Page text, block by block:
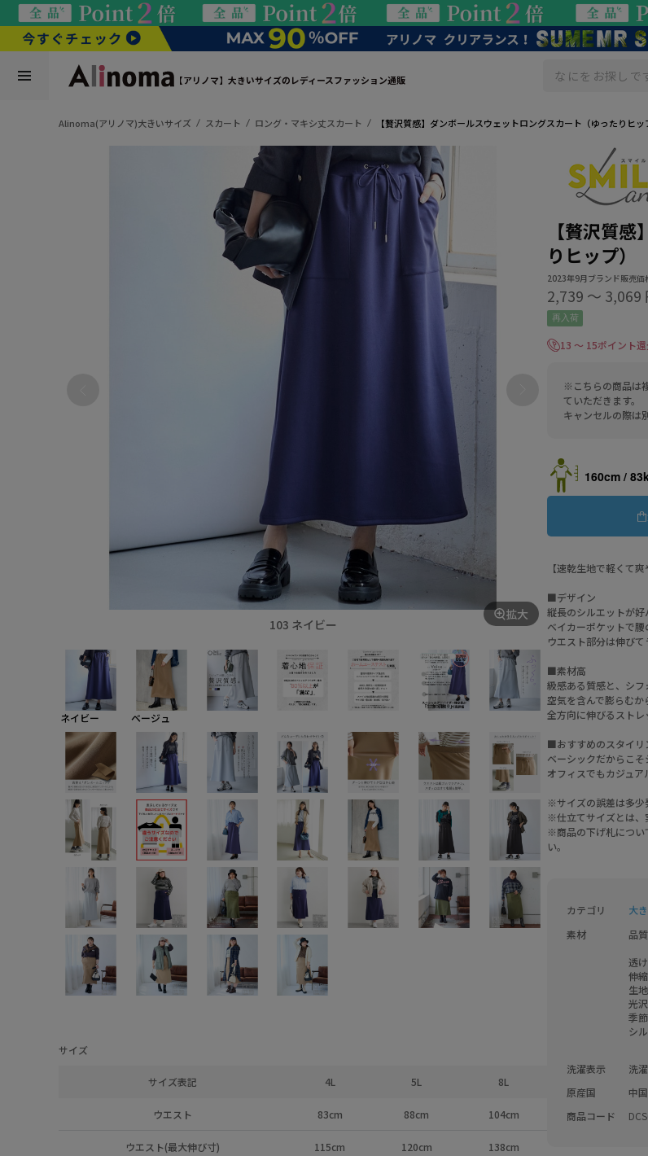
【アリノマ】大きいサイズのレディースファッション通販
Alinoma(アリノマ)大きいサイズ スカート ロング・マキシ丈スカート 【贅沢質感】ダンボールスウェットロングスカート（ゆったりヒ
103 ネイビー
拡大
ネイビー ベージュ
サイズ
サイズ表記 4L 5L 8L
ウエスト 83cm 88cm 104cm
ウエスト(最大伸び寸) 115cm 120cm 138cm
【贅沢質
りヒップ
2023年9月ブランド販売価
2,739 〜 3,069
再入荷
13 ～ 15ポイント
※こちらの商品は
ていただきます。
キャンセルの際は
160cm /
【速乾生地で軽くて
■デザイン
縦長のシルエットが好
ベイカーポケットで
ウエスト部分は伸び
■素材高
級感ある質感と、シフ
空気を含んで膨らむか
全方向に伸びるストレ
■おすすめのスタイリ
ベーシックだからこそ
オフィスでもカジュア
※サイズの誤差は多少
※仕立てサイズとは、
※商品の下げ札につい
い。
カテゴリ 大
素材
品
透
伸
生
光
季
シ
洗濯表示
洗
原産国
中国
商品コード